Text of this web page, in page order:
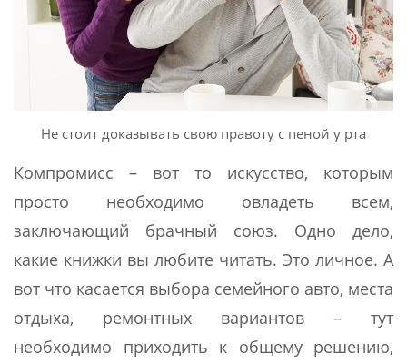
Не стоит доказывать свою правоту с пеной у рта
Компромисс – вот то искусство, которым
просто необходимо овладеть всем,
заключающий брачный союз. Одно дело,
какие книжки вы любите читать. Это личное. А
вот что касается выбора семейного авто, места
отдыха, ремонтных вариантов – тут
необходимо приходить к общему решению,